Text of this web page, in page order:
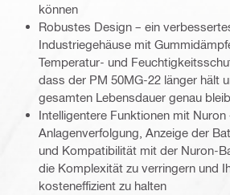
können
Robustes Design – ein
Industriegehäuse mit
Temperatur- und
dass der PM 50MG-22 länger hält
gesamten Lebensdauer genau
Intelligentere Funktionen mit Nuron
Anlagenverfolgung, Anzeige der
und Kompatibilität mit der Nuron-
die Komplexität zu verringern und
kosteneffizient zu halten